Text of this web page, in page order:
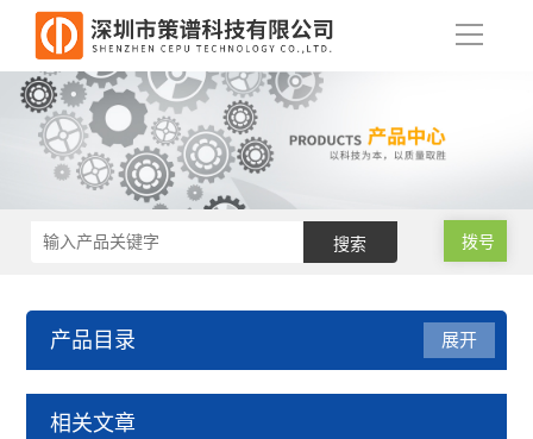
导
拨号
产品目录
RoHS2.0测试仪
展开
相关文章